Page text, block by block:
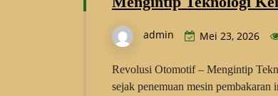
admin Mei 23, 2026
Revolusi Otomotif – Mengintip
sejak penemuan mesin